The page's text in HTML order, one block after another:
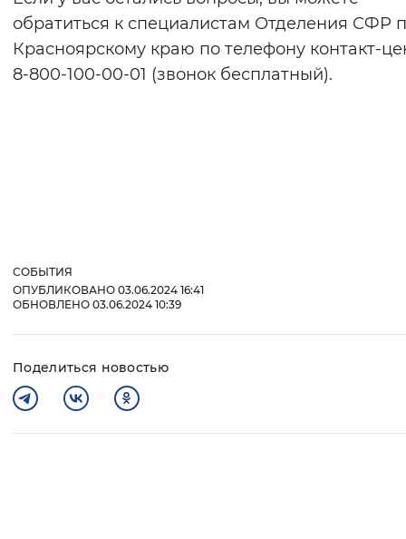
обратиться к специалистам Отделения СФР
Красноярскому краю по телефону контакт-
8-800-100-00-01 (звонок бесплатный).
СОБЫТИЯ
ОПУБЛИКОВАНО 03.06.2024 16:41
ОБНОВЛЕНО 03.06.2024 10:39
Поделиться новостью